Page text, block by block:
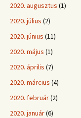
2020. augusztus (1)
2020. július (2)
2020. június (11)
2020. május (1)
2020. április (7)
2020. március (4)
2020. február(2)
2020. január(6)